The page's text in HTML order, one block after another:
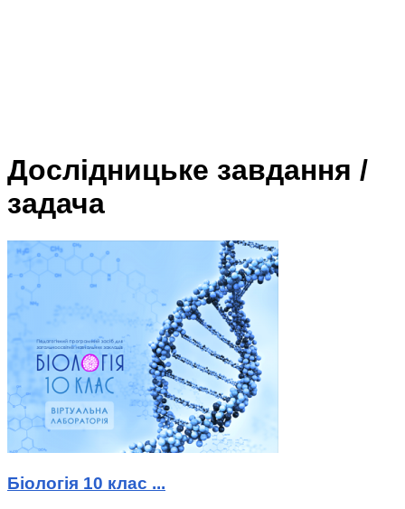
Дослідницьке завдання /
задача
Біологія 10 клас ...